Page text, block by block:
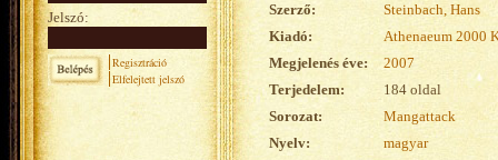
Jelszó:
Regisztráció
Elfelejtett jelszó
Szerző:
Steinbach, Hans
Kiadó:
Athenaeum 2000
Megjelenés éve:
2007
Terjedelem:
184 oldal
Sorozat:
Mangattack
Nyelv:
magyar